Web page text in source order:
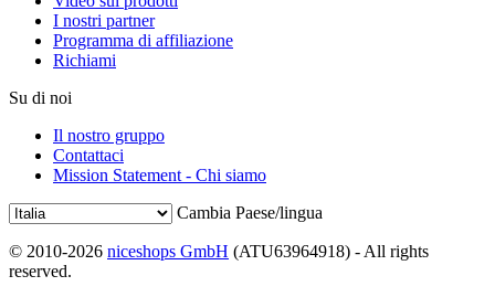
I nostri partner
Programma di affiliazione
Richiami
Su di noi
Il nostro gruppo
Contattaci
Mission Statement - Chi siamo
Cambia Paese/lingua
© 2010-2026 niceshops GmbH (ATU63964918) - All rights
reserved.